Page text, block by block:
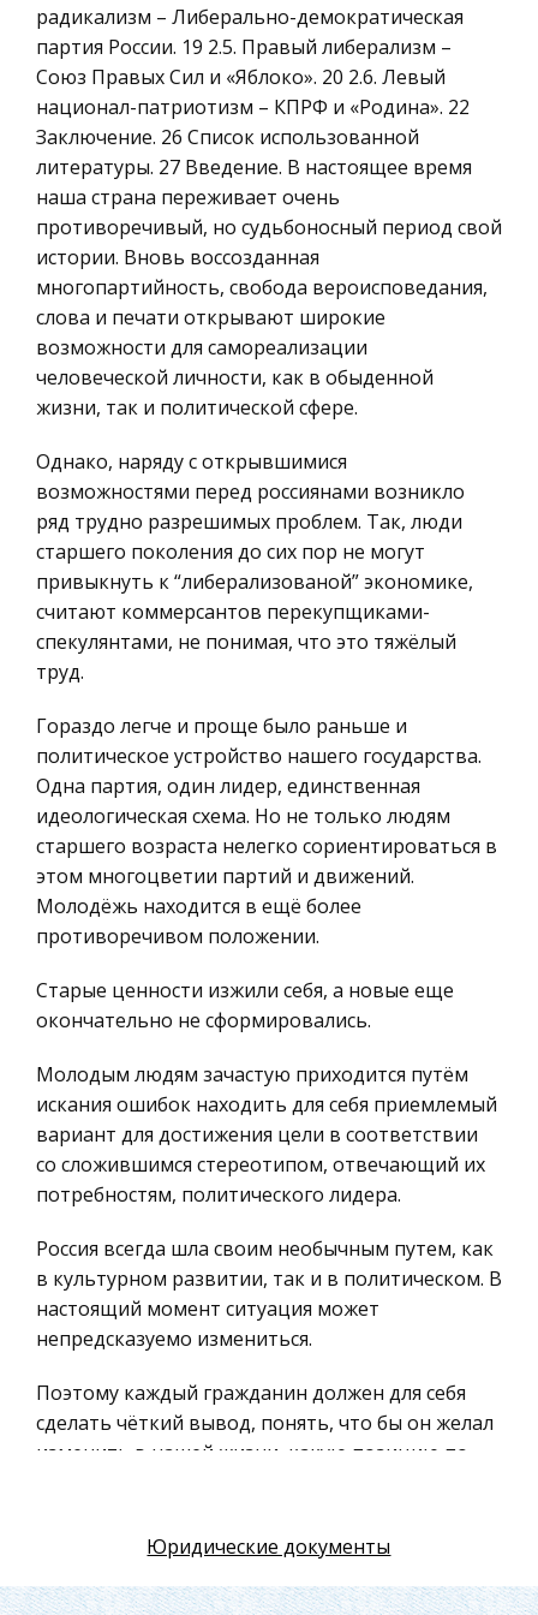
Историческая личность
География, Экономическая география
Литература, Лингвистика
Техника
Бухгалтерский учет
Налоговое право
Экологическое право
Физика
Теория государства и права
Компьютерные сети
Философия
Программирование, Базы данных
Правоохранительные органы
Конституционное (государственное) право
России
Ценные бумаги
Гражданское право
Трудовое право
История государства и права зарубежных
стран
Транспорт
Банковское дело и кредитование
Здоровье
Астрономия
Биржевое дело
Биология
Экономико-математическое
Российское предпринимательское право
Искусство
Физкультура и Спорт, Здоровье
Геология
Религия
Уголовный процесс
Международное частное право
Архитектура
Материаловедение
литературы. Предисловие. П лощадь Восстания
открывается взору каждо
Семья в жизни женщины
Созданию семьи предшествует брак как парное
отношение, основанное на взаимной
привязанности, любви, заботе, интимных
отношениях. А.Бабель брак назвал
учреждением, связанным с существующими
социальными
Анализ производства и реализации продукции
ОАО «Динсксахар»
Анализ различных категорий продукции
результатов их запланированным уровням.
Проведение анализа - достаточно трудоемкий
процесс, он требует обобщение больш
Назначение дорожного сервиса
Службы дорожного сервиса и их назначение
Дорожный сервис – это отрасль хозяйственной
деятельности, связанная с удовлетворением
потребностей людей – пользователей
автомобильного транспорта. В самом общ
Исследование работы реверсивных счетчиков
Функциональная схема и условно-графическое
обозначение регистра сдвига представлены на
рис.З. "; echo ''; Последовательный
информационный код поступит на вход D
радикализм – Либерально-демократическая
партия России. 19 2.5. Правый либерализм –
Союз Правых Сил и «Яблоко». 20 2.6. Левый
национал-патриотизм – КПРФ и «Родина». 22
Заключение. 26 Список использованной
литературы. 27 Введение. В настоящее время
наша страна переживает очень
противоречивый, но судьбоносный период свой
истории. Вновь воссозданная
многопартийность, свобода вероисповедания,
слова и печати открывают широкие
возможности для самореализации
человеческой личности, как в обыденной
жизни, так и политической сфере.
Однако, наряду с открывшимися
возможностями перед россиянами возникло
ряд трудно разрешимых проблем. Так, люди
старшего поколения до сих пор не могут
привыкнуть к “либерализованой” экономике,
считают коммерсантов перекупщиками-
спекулянтами, не понимая, что это тяжёлый
труд.
Гораздо легче и проще было раньше и
политическое устройство нашего государства.
Одна партия, один лидер, единственная
идеологическая схема. Но не только людям
старшего возраста нелегко сориентироваться в
этом многоцветии партий и движений.
Молодёжь находится в ещё более
противоречивом положении.
Старые ценности изжили себя, а новые еще
окончательно не сформировались.
Молодым людям зачастую приходится путём
искания ошибок находить для себя приемлемый
вариант для достижения цели в соответствии
со сложившимся стереотипом, отвечающий их
потребностям, политического лидера.
Россия всегда шла своим необычным путем, как
в культурном развитии, так и в политическом. В
настоящий момент ситуация может
непредсказуемо измениться.
Поэтому каждый гражданин должен для себя
сделать чёткий вывод, понять, что бы он желал
изменить в нашей жизни, какую позицию по
политики правительства он занимает. Очень
на выборы, равнодушно ожидая, кто же
Юридические документы